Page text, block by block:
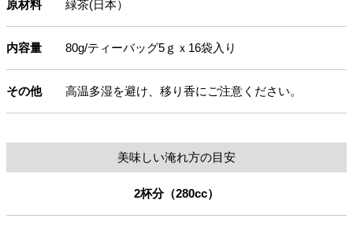
原材料 緑茶(日本）
内容量 80g/ティーバッグ5ｇｘ16袋入り
その他 高温多湿を避け、移り香にご注意ください。
美味しい淹れ方の目安
2杯分（280cc）